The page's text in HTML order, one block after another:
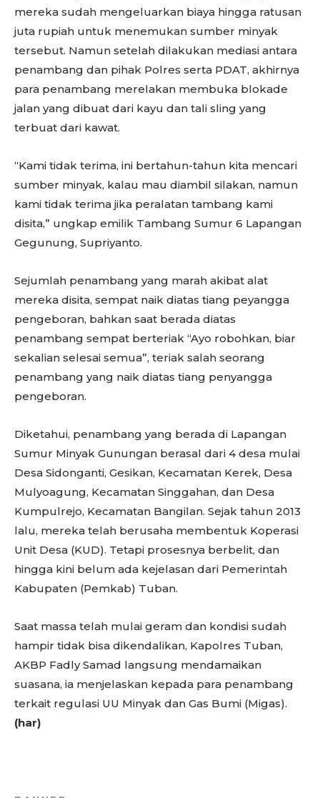
mereka sudah mengeluarkan biaya hingga ratusan
juta rupiah untuk menemukan sumber minyak
tersebut. Namun setelah dilakukan mediasi antara
penambang dan pihak Polres serta PDAT, akhirnya
para penambang merelakan membuka blokade
jalan yang dibuat dari kayu dan tali sling yang
terbuat dari kawat.
“Kami tidak terima, ini bertahun-tahun kita mencari
sumber minyak, kalau mau diambil silakan, namun
kami tidak terima jika peralatan tambang kami
disita,” ungkap emilik Tambang Sumur 6 Lapangan
Gegunung, Supriyanto.
Sejumlah penambang yang marah akibat alat
mereka disita, sempat naik diatas tiang peyangga
pengeboran, bahkan saat berada diatas
penambang sempat berteriak “Ayo robohkan, biar
sekalian selesai semua”, teriak salah seorang
penambang yang naik diatas tiang penyangga
pengeboran.
Diketahui, penambang yang berada di Lapangan
Sumur Minyak Gunungan berasal dari 4 desa mulai
Desa Sidonganti, Gesikan, Kecamatan Kerek, Desa
Mulyoagung, Kecamatan Singgahan, dan Desa
Kumpulrejo, Kecamatan Bangilan. Sejak tahun 2013
lalu, mereka telah berusaha membentuk Koperasi
Unit Desa (KUD). Tetapi prosesnya berbelit, dan
hingga kini belum ada kejelasan dari Pemerintah
Kabupaten (Pemkab) Tuban.
Saat massa telah mulai geram dan kondisi sudah
hampir tidak bisa dikendalikan, Kapolres Tuban,
AKBP Fadly Samad langsung mendamaikan
suasana, ia menjelaskan kepada para penambang
terkait regulasi UU Minyak dan Gas Bumi (Migas).
(har)